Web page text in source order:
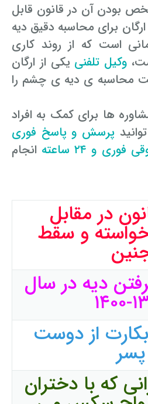
بودن آن در قانون قابل
برای محاسبه دقیق دیه
است که از روند کاری
وکیل تلفنی یکی از ارگان
محاسبه ی دیه ی چشم را
ها برای کمک به افراد
پرسش و پاسخ فوری
و ۲۴ ساعته
انجام
در مقابل
و سقط
دیه در سال
از دوست
پسر
که با دختران